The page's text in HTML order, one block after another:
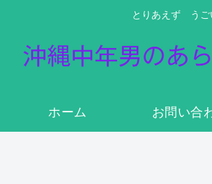
とりあえず うご
ホーム お問い合